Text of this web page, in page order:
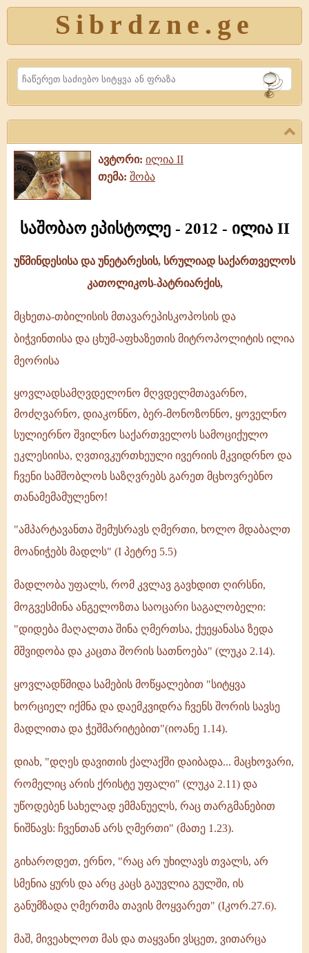
Sibrdzne.ge
Search
ავტორი: ილია II
თემა: შობა
საშობაო ეპისტოლე - 2012 - ილია II
-
2012
-
უწმინდესისა და უნეტარესის, სრულიად საქართველოს
კათოლიკოს-პატრიარქის,
მცხეთა-თბილისის მთავარეპისკოპოსის და
ბიჭვინთისა და ცხუმ-აფხაზეთის მიტროპოლიტის ილია
მეორისა
ყოვლადსამღვდელონო მღვდელმთავარნო,
მოძღვარნო, დიაკონნო, ბერ-მონოზონნო, ყოველნო
სულიერნო შვილნო საქართველოს სამოციქულო
ეკლესიისა, ღვთივკურთხეული ივერიის მკვიდრნო და
ჩვენი სამშობლოს საზღვრებს გარეთ მცხოვრებნო
თანამემამულენო!
"ამპარტავანთა შემუსრავს ღმერთი, ხოლო მდაბალთ
მოანიჭებს მადლს" (I პეტრე 5.5)
მადლობა უფალს, რომ კვლავ გავხდით ღირსნი,
მოგვესმინა ანგელოზთა საოცარი საგალობელი:
"დიდება მაღალთა შინა ღმერთსა, ქუეყანასა ზედა
მშვიდობა და კაცთა შორის სათნოება" (ლუკა 2.14).
ყოვლადწმიდა სამების მოწყალებით "სიტყვა
ხორციელ იქმნა და დაემკვიდრა ჩვენს შორის სავსე
მადლითა და ჭეშმარიტებით"(იოანე 1.14).
დიახ, "დღეს დავითის ქალაქში დაიბადა... მაცხოვარი,
რომელიც არის ქრისტე უფალი" (ლუკა 2.11) და
უწოდებენ სახელად ემმანუელს, რაც თარგმანებით
ნიშნავს: ჩვენთან არს ღმერთი" (მათე 1.23).
გიხაროდეთ, ერნო, "რაც არ უხილავს თვალს, არ
სმენია ყურს და არც კაცს გაუვლია გულში, ის
განუმზადა ღმერთმა თავის მოყვარეთ" (Iკორ.27.6).
მაშ, მივეახლოთ მას და თაყვანი ვსცეთ, ვითარცა